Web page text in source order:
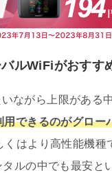
ルWiFiがおすす
ながら上限がある
できるのがグロー
はより高性能機種
ルの中でも最安と